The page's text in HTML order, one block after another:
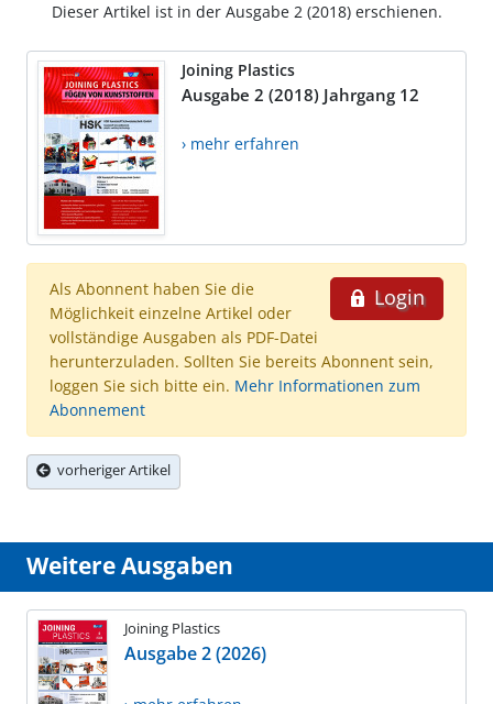
Dieser Artikel ist in der Ausgabe 2 (2018) erschienen.
Joining Plastics
Ausgabe 2 (2018) Jahrgang 12
› mehr erfahren
Login
Als Abonnent haben Sie die
Möglichkeit einzelne Artikel oder
vollständige Ausgaben als PDF-Datei
herunterzuladen. Sollten Sie bereits Abonnent sein,
loggen Sie sich bitte ein. Mehr Informationen zum
Abonnement
vorheriger Artikel
Weitere Ausgaben
Joining Plastics
Ausgabe 2 (2026)